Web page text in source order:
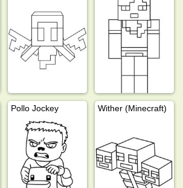
Pollo Jockey Wither (Minecraft)